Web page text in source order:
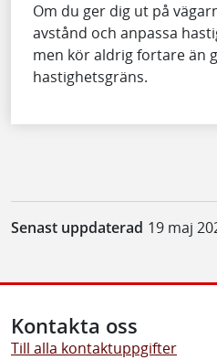
Om du ger dig ut på
avstånd och anpassa
men kör aldrig fortare än
hastighetsgräns.
Senast uppdaterad 19 maj
Kontakta oss
Till alla kontaktuppgifter